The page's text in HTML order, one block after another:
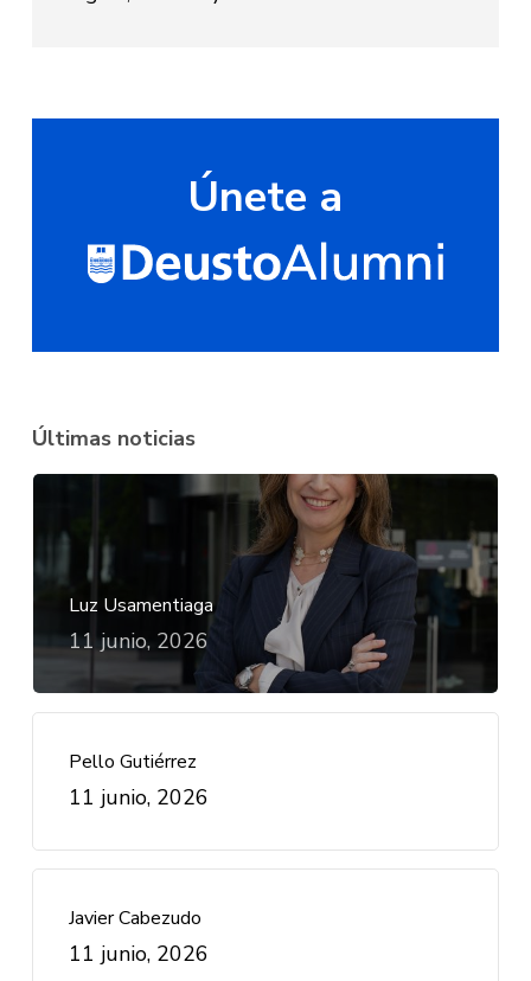
Únete a
Últimas noticias
Luz Usamentiaga
11 junio, 2026
Pello Gutiérrez
11 junio, 2026
Javier Cabezudo
11 junio, 2026